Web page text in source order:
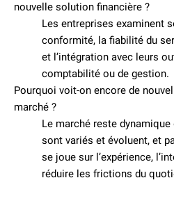
nouvelle solution financière ?
Les entreprises examinent
conformité, la fiabilité du
et l’intégration avec leurs
comptabilité ou de gestion.
Pourquoi voit-on encore de
marché ?
Le marché reste
sont variés et évoluent, et
se joue sur l’expérience,
réduire les frictions du